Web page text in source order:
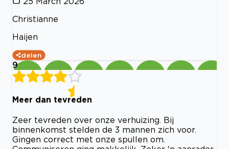
Christianne
Haijen
delen
9
Meer dan tevreden
Zeer tevreden over onze verhuizing. Bij
binnenkomst stelden de 3 mannen zich voor.
Gingen correct met onze spullen om.